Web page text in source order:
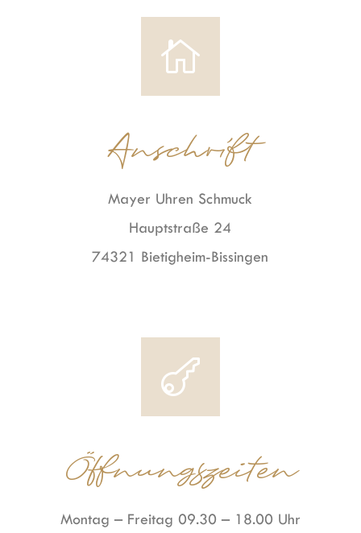

Anschrift
Mayer Uhren Schmuck
Hauptstraße 24
74321 Bietigheim-Bissingen

Öffnungszeiten
Montag – Freitag 09.30 – 18.00 Uhr